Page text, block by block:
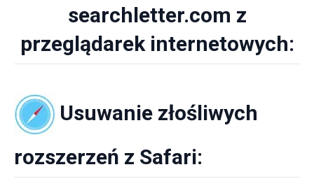
searchletter.com z
przeglądarek internetowych:
Usuwanie złośliwych
rozszerzeń z Safari: